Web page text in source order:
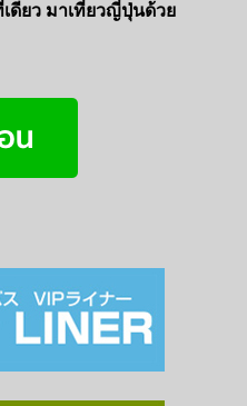
ดียว มาเที่ยวญี่ปุ่นด้วย